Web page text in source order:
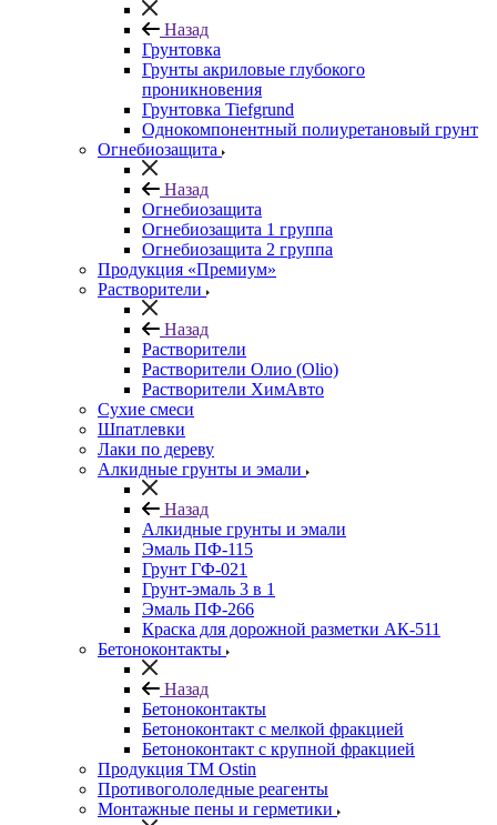
Назад
Грунтовка
Грунты акриловые глубокого
проникновения
Грунтовка Tiefgrund
Однокомпонентный полиуретановый грунт
Огнебиозащита
Назад
Огнебиозащита
Огнебиозащита 1 группа
Огнебиозащита 2 группа
Продукция «Премиум»
Растворители
Назад
Растворители
Растворители Олио (Olio)
Растворители ХимАвто
Сухие смеси
Шпатлевки
Лаки по дереву
Алкидные грунты и эмали
Назад
Алкидные грунты и эмали
Эмаль ПФ-115
Грунт ГФ-021
Грунт-эмаль 3 в 1
Эмаль ПФ-266
Краска для дорожной разметки АК-511
Бетоноконтакты
Назад
Бетоноконтакты
Бетоноконтакт с мелкой фракцией
Бетоноконтакт с крупной фракцией
Продукция ТМ Ostin
Противогололедные реагенты
Монтажные пены и герметики